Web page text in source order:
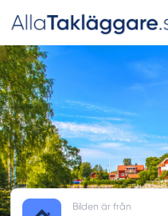
Bilden är från